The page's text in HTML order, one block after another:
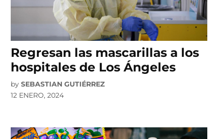
Regresan las mascarillas a los
hospitales de Los Ángeles
by SEBASTIAN GUTIÉRREZ
12 ENERO, 2024